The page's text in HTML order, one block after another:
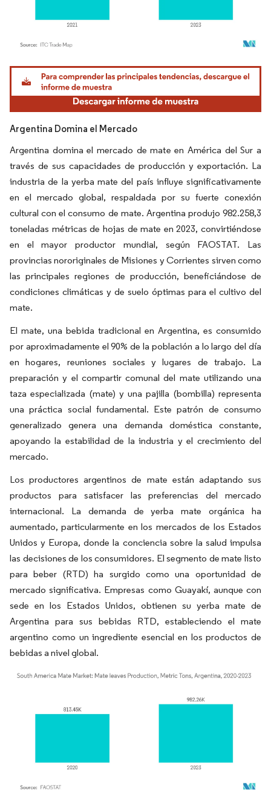
Imagen © Mordor Intelligence. El uso requiere atribución según CC BY 4.0.
Argentina Domina el Mercado
Argentina domina el mercado de mate en América del Sur a
través de sus capacidades de producción y exportación. La
industria de la yerba mate del país influye significativamente
en el mercado global, respaldada por su fuerte conexión
cultural con el consumo de mate. Argentina produjo 982.258,3
toneladas métricas de hojas de mate en 2023, convirtiéndose
en el mayor productor mundial, según FAOSTAT. Las
provincias nororiginales de Misiones y Corrientes sirven como
las principales regiones de producción, beneficiándose de
condiciones climáticas y de suelo óptimas para el cultivo del
mate.
El mate, una bebida tradicional en Argentina, es consumido
por aproximadamente el 90% de la población a lo largo del día
en hogares, reuniones sociales y lugares de trabajo. La
preparación y el compartir comunal del mate utilizando una
taza especializada (mate) y una pajilla (bombilla) representa
una práctica social fundamental. Este patrón de consumo
generalizado genera una demanda doméstica constante,
apoyando la estabilidad de la industria y el crecimiento del
mercado.
Los productores argentinos de mate están adaptando sus
productos para satisfacer las preferencias del mercado
internacional. La demanda de yerba mate orgánica ha
aumentado, particularmente en los mercados de los Estados
Unidos y Europa, donde la conciencia sobre la salud impulsa
las decisiones de los consumidores. El segmento de mate listo
para beber (RTD) ha surgido como una oportunidad de
mercado significativa. Empresas como Guayakí, aunque con
sede en los Estados Unidos, obtienen su yerba mate de
Argentina para sus bebidas RTD, estableciendo el mate
argentino como un ingrediente esencial en los productos de
bebidas a nivel global.